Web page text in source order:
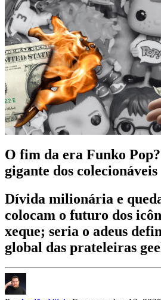
O fim da era Funko
gigante dos colecionáveis
Dívida milionária e
colocam o futuro dos
xeque; seria o adeus
global das prateleiras